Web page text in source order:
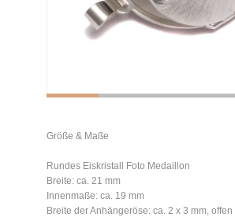
Größe & Maße
Rundes Eiskristall Foto Medaillon
Breite: ca. 21 mm
Innenmaße: ca. 19 mm
Breite der Anhängeröse: ca. 2 x 3 mm,